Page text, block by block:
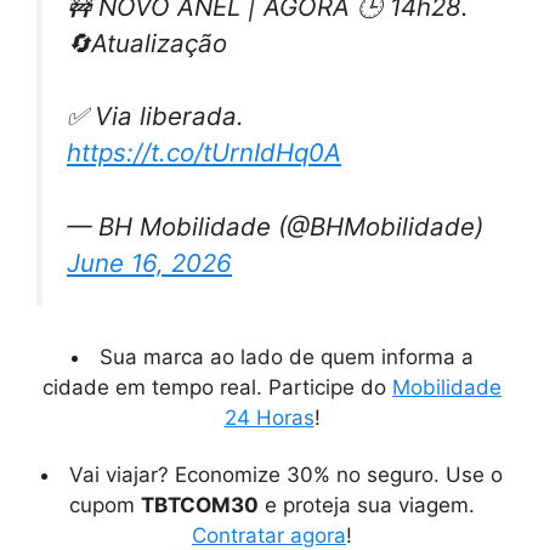
🚧 NOVO ANEL | AGORA 🕒 14h28.
🔄Atualização
✅ Via liberada.
https://t.co/tUrnIdHq0A
— BH Mobilidade (@BHMobilidade)
June 16, 2026
Sua marca ao lado de quem informa a
cidade em tempo real. Participe do Mobilidade
24 Horas!
Vai viajar? Economize 30% no seguro. Use o
cupom TBTCOM30 e proteja sua viagem.
Contratar agora!